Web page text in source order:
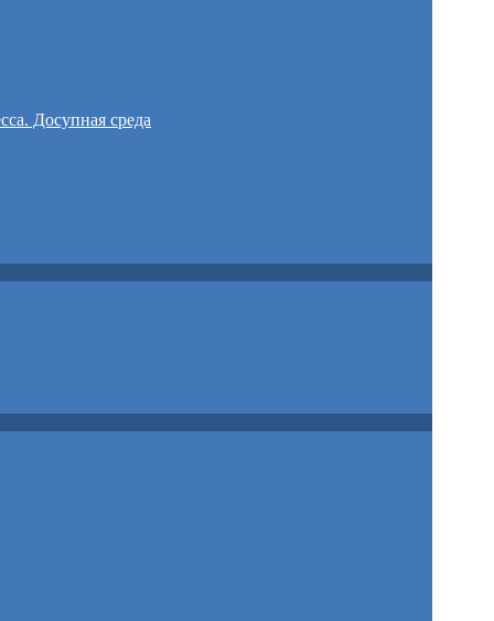
Досупная среда